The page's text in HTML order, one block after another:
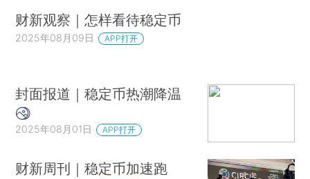
财新观察｜怎样看待稳定币
2025年08月09日 APP打开
封面报道｜稳定币热潮降温
2025年08月01日 APP打开
财新周刊｜稳定币加速跑